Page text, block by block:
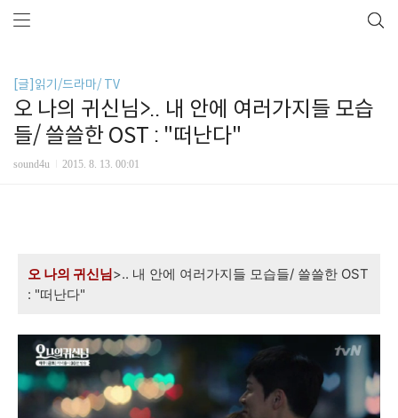
[글]읽기/드라마/ TV
오 나의 귀신님>.. 내 안에 여러가지들 모습
들/ 쓸쓸한 OST : "떠난다"
sound4u 2015. 8. 13. 00:01
오 나의 귀신님>.. 내 안에 여러가지들 모습들/ 쓸쓸한 OST
: "떠난다"